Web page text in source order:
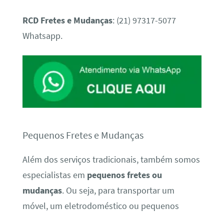
RCD Fretes e Mudanças: (21) 97317-5077
Whatsapp.
Pequenos Fretes e Mudanças
Além dos serviços tradicionais, também somos
especialistas em pequenos fretes ou
mudanças. Ou seja, para transportar um
móvel, um eletrodoméstico ou pequenos